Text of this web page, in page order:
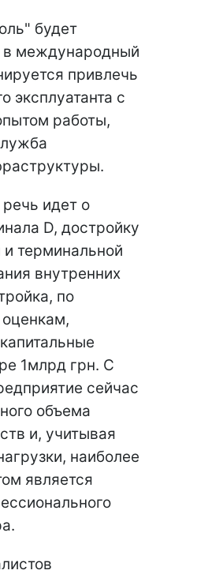
будет
международный
привлечь
эксплуатанта с
работы,
идет о
D, достройку
терминальной
внутренних
по
1млрд грн. С
сейчас
объема
и, учитывая
наиболее
является